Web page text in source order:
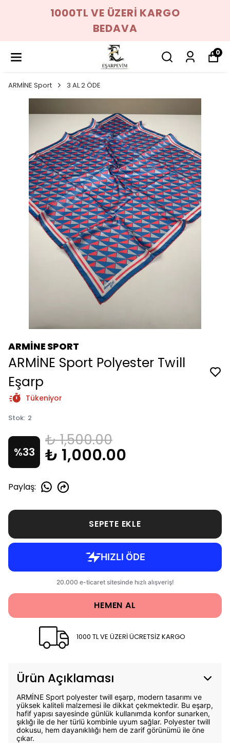
1000TL VE ÜZERİ KARGO
BEDAVA
0
ARMİNE Sport 3 AL 2 ÖDE
ARMİNE SPORT
ARMİNE Sport Polyester Twill
Eşarp
Tükeniyor
Stok: 2
%33
₺ 1,500.00
₺ 1,000.00
Paylaş:
SEPETE EKLE
HEMEN AL
1000 TL VE ÜZERİ ÜCRETSİZ KARGO
Ürün Açıklaması
ARMİNE Sport polyester twill eşarp, modern tasarımı ve
yüksek kaliteli malzemesi ile dikkat çekmektedir. Bu eşarp,
hafif yapısı sayesinde günlük kullanımda konfor sunarken,
şıklığı ile de her türlü kombinle uyum sağlar. Polyester twill
dokusu, hem dayanıklılığı hem de zarif görünümü ile öne
çıkar.